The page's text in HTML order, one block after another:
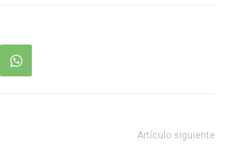
Artículo siguiente